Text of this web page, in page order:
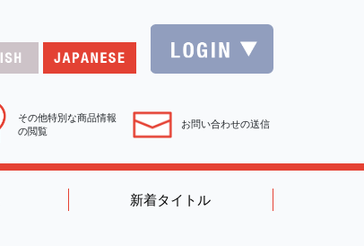
その他特別な商品情報
の閲覧
お問い合わせの送信
新着タイトル